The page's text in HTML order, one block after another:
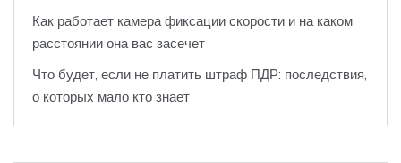
Как работает камера фиксации скорости и на каком
расстоянии она вас засечет
Что будет, если не платить штраф ПДР: последствия,
о которых мало кто знает